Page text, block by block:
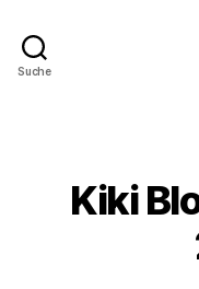
Suche
Kiki